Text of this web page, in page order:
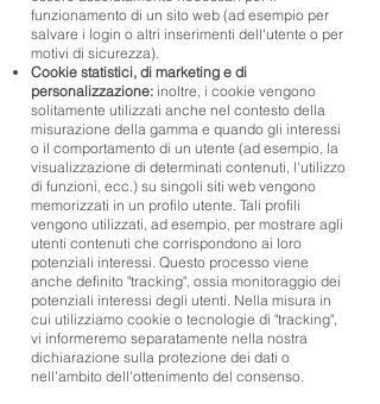
funzionamento di un sito web (ad esempio per
salvare i login o altri inserimenti dell'utente o per
motivi di sicurezza).
Cookie statistici, di marketing e di
personalizzazione: inoltre, i cookie vengono
solitamente utilizzati anche nel contesto della
misurazione della gamma e quando gli interessi
o il comportamento di un utente (ad esempio, la
visualizzazione di determinati contenuti, l'utilizzo
di funzioni, ecc.) su singoli siti web vengono
memorizzati in un profilo utente. Tali profili
vengono utilizzati, ad esempio, per mostrare agli
utenti contenuti che corrispondono ai loro
potenziali interessi. Questo processo viene
anche definito "tracking", ossia monitoraggio dei
potenziali interessi degli utenti. Nella misura in
cui utilizziamo cookie o tecnologie di "tracking",
vi informeremo separatamente nella nostra
dichiarazione sulla protezione dei dati o
nell'ambito dell'ottenimento del consenso.